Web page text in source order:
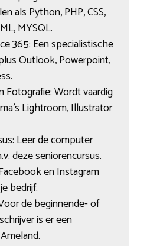
als Python, PHP, CSS,
MYSQL.
365: Een specialistische
Outlook, Powerpoint,
Wordt vaardig
Lightroom, Illustrator
Leer de computer
deze seniorencursus.
en Instagram
bedrijf.
de beginnende- of
is er een